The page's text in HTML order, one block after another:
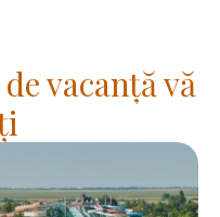
vacanță vă